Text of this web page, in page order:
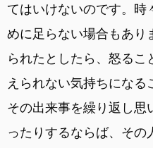
てはいけないのです。時
めに足らない場合もあり
られたとしたら、怒る
えられない気持ちになる
その出来事を繰り返し思
ったりするならば、そ